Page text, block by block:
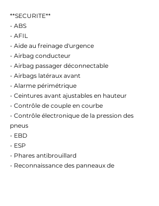
**SECURITE**
- ABS
- AFIL
- Aide au freinage d'urgence
- Airbag conducteur
- Airbag passager déconnectable
- Airbags latéraux avant
- Alarme périmétrique
- Ceintures avant ajustables en hauteur
- Contrôle de couple en courbe
- Contrôle électronique de la pression des
pneus
- EBD
- ESP
- Phares antibrouillard
- Reconnaissance des panneaux de